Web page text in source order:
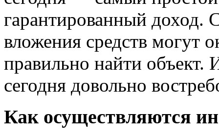
гарантированный доход.
вложения средств могут
правильно найти
сегодня довольно
Как осуществляются